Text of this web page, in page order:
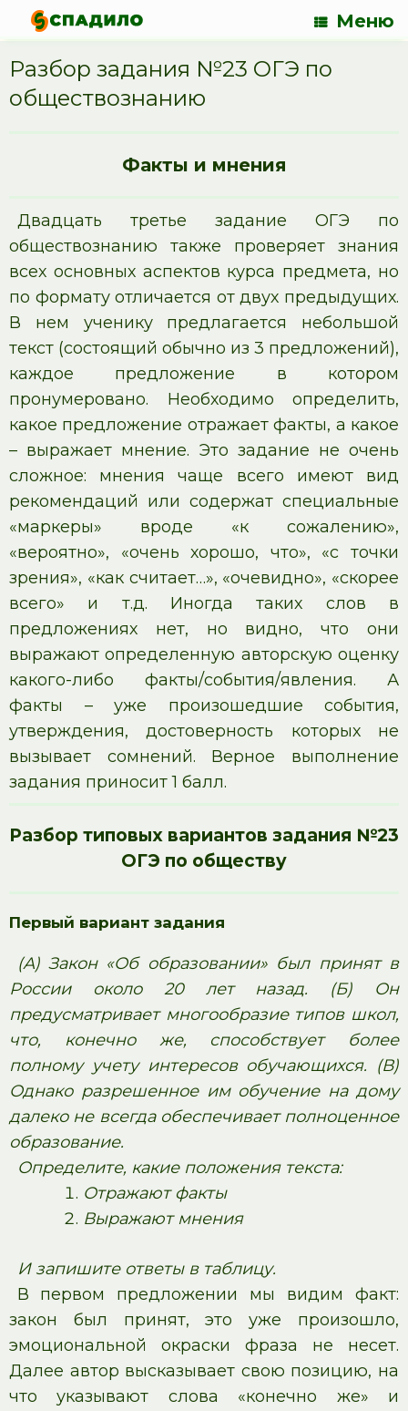
Меню
Разбор задания №23 ОГЭ по
обществознанию
Факты и мнения
Двадцать третье задание ОГЭ по
обществознанию также проверяет знания
всех основных аспектов курса предмета, но
по формату отличается от двух предыдущих.
В нем ученику предлагается небольшой
текст (состоящий обычно из 3 предложений),
каждое предложение в котором
пронумеровано. Необходимо определить,
какое предложение отражает факты, а какое
– выражает мнение. Это задание не очень
сложное: мнения чаще всего имеют вид
рекомендаций или содержат специальные
«маркеры» вроде «к сожалению»,
«вероятно», «очень хорошо, что», «с точки
зрения», «как считает…», «очевидно», «скорее
всего» и т.д. Иногда таких слов в
предложениях нет, но видно, что они
выражают определенную авторскую оценку
какого-либо факты/события/явления. А
факты – уже произошедшие события,
утверждения, достоверность которых не
вызывает сомнений. Верное выполнение
задания приносит 1 балл.
Разбор типовых вариантов задания №23
ОГЭ по обществу
Первый вариант задания
(А) Закон «Об образовании» был принят в
России около 20 лет назад. (Б) Он
предусматривает многообразие типов школ,
что, конечно же, способствует более
полному учету интересов обучающихся. (В)
Однако разрешенное им обучение на дому
далеко не всегда обеспечивает полноценное
образование.
Определите, какие положения текста:
Отражают факты
Выражают мнения
И запишите ответы в таблицу.
В первом предложении мы видим факт:
закон был принят, это уже произошло,
эмоциональной окраски фраза не несет.
Далее автор высказывает свою позицию, на
что указывают слова «конечно же» и